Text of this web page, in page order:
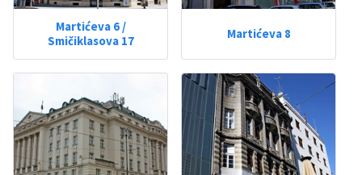
Martićeva 6 /
Smičiklasova 17
Martićeva 8